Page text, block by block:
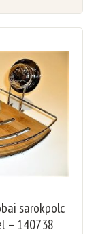
sarokpolc
– 140738